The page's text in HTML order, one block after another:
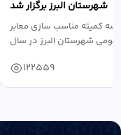
شهرستان البرز برگزار شد
کمیته مناسب سازی معابر
شهرستان البرز در سال
122559